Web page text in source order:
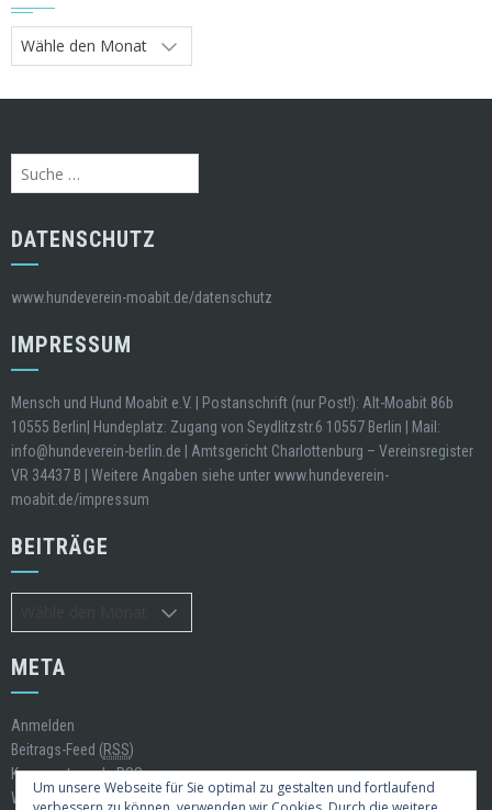
Archive
Suche
nach:
DATENSCHUTZ
www.hundeverein-moabit.de/datenschutz
IMPRESSUM
Mensch und Hund Moabit e.V. | Postanschrift (nur Post!): Alt-Moabit 86b
10555 Berlin| Hundeplatz: Zugang von Seydlitzstr.6 10557 Berlin | Mail:
info@hundeverein-berlin.de | Amtsgericht Charlottenburg – Vereinsregister
VR 34437 B | Weitere Angaben siehe unter www.hundeverein-
moabit.de/impressum
BEITRÄGE
META
Anmelden
Beitrags-Feed (RSS)
Kommentare alsRSS
WordPress.org
Um unsere Webseite für Sie optimal zu gestalten und fortlaufend